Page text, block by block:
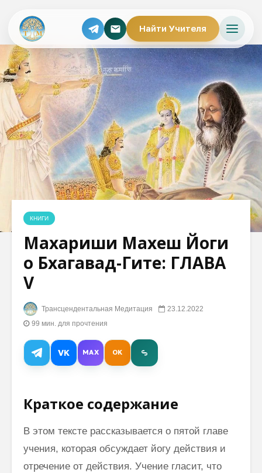
Найти Учителя
КНИГИ
Махариши Махеш Йоги
о Бхагавад-Гите: ГЛАВА
V
Трансцендентальная Медитация
23.12.2022
99 мин. для прочтения
VK MAX OK
Краткое содержание
В этом тексте рассказывается о пятой главе
учения, которая обсуждает йогу действия и
отречение от действия. Учение гласит, что
уже
присутствует
везде, нужно
образование
основанное на
Махеш Йоги об
страданиях
Христа
Хью Джекман: